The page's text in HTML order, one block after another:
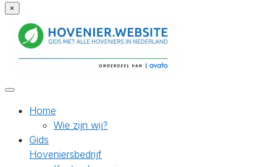
×
Home
Wie zijn wij?
Gids
Hoveniersbedrijf